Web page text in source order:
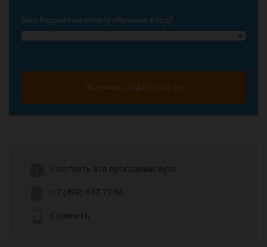
Ваш бюджет на оплату обучения в год?*
Получить гайд бесплатно
Смотреть все программы вуза
+7 (499) 647 73 66
Сравнить